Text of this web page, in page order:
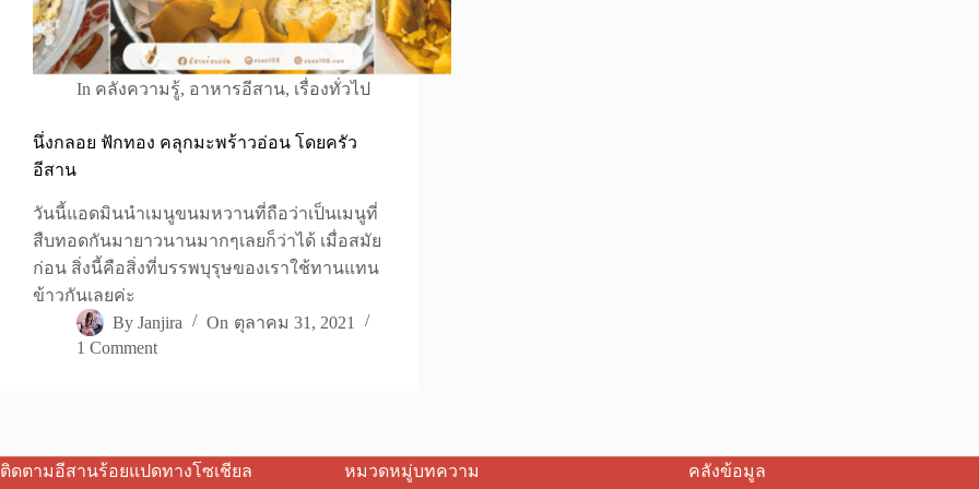
In คลังความรู้, อาหารอีสาน, เรื่องทั่วไป
นึ่งกลอย ฟักทอง คลุกมะพร้าวอ่อน โดยครัว
อีสาน
วันนี้แอดมินนำเมนูขนมหวานที่ถือว่าเป็นเมนูที่
สืบทอดกันมายาวนานมากๆเลยก็ว่าได้ เมื่อสมัย
ก่อน สิ่งนี้คือสิ่งที่บรรพบุรุษของเราใช้ทานแทน
ข้าวกันเลยค่ะ
By Janjira On ตุลาคม 31, 2021
1 Comment
ติดตามอีสานร้อยแปดทางโซเชียล หมวดหมู่บทความ คลังข้อมูล